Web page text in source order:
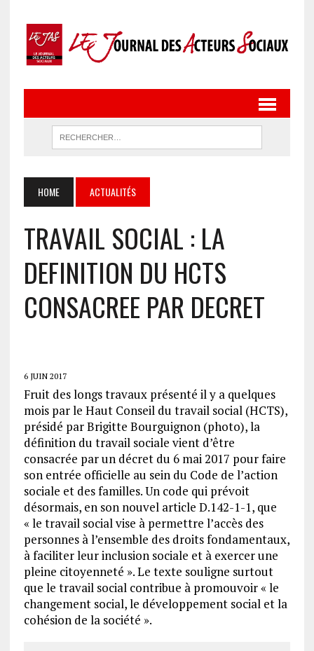
HOME ACTUALITÉS
TRAVAIL SOCIAL : LA
DEFINITION DU HCTS
CONSACREE PAR DECRET
6 JUIN 2017
Fruit des longs travaux présenté il y a quelques
mois par le Haut Conseil du travail social (HCTS),
présidé par Brigitte Bourguignon (photo), la
définition du travail sociale vient d’être
consacrée par un décret du 6 mai 2017 pour faire
son entrée officielle au sein du Code de l’action
sociale et des familles. Un code qui prévoit
désormais, en son nouvel article D.142-1-1, que
« le travail social vise à permettre l’accès des
personnes à l’ensemble des droits fondamentaux,
à faciliter leur inclusion sociale et à exercer une
pleine citoyenneté ». Le texte souligne surtout
que le travail social contribue à promouvoir « le
changement social, le développement social et la
cohésion de la société ».